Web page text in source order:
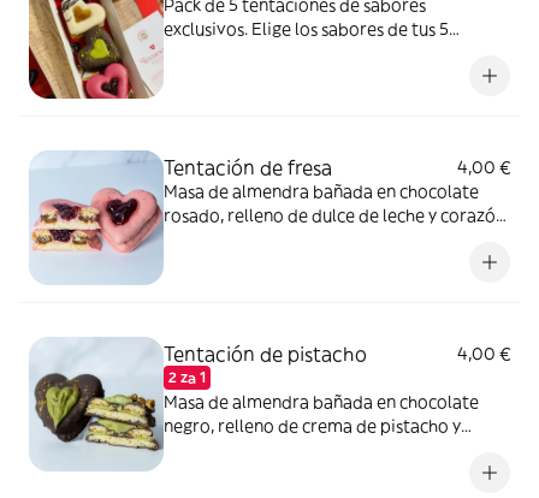
exclusivos. Elige los sabores de tus 5
Tentación de fresa
4,00 €
Masa de almendra bañada en chocolate
rosado, relleno de dulce de leche y corazón
Tentación de pistacho
2 za 1
4,00 €
Masa de almendra bañada en chocolate
negro, relleno de crema de pistacho y